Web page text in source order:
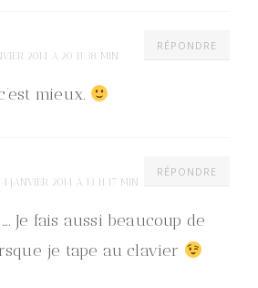
RÉPONDRE
2014 À 20 H 38 MIN
mieux.
RÉPONDRE
4 JANVIER 2014 À 13 H 17 MIN
Je fais aussi beaucoup de
je tape au clavier